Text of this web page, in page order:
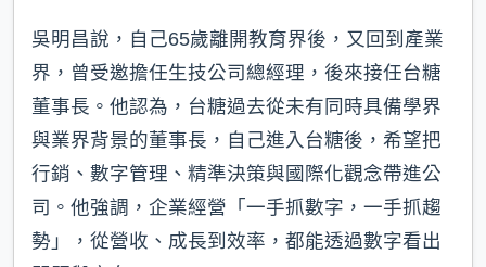
吳明昌說，自己65歲離開教育界後，又回到產業
界，曾受邀擔任生技公司總經理，後來接任台糖
董事長。他認為，台糖過去從未有同時具備學界
與業界背景的董事長，自己進入台糖後，希望把
行銷、數字管理、精準決策與國際化觀念帶進公
司。他強調，企業經營「一手抓數字，一手抓趨
勢」，從營收、成長到效率，都能透過數字看出